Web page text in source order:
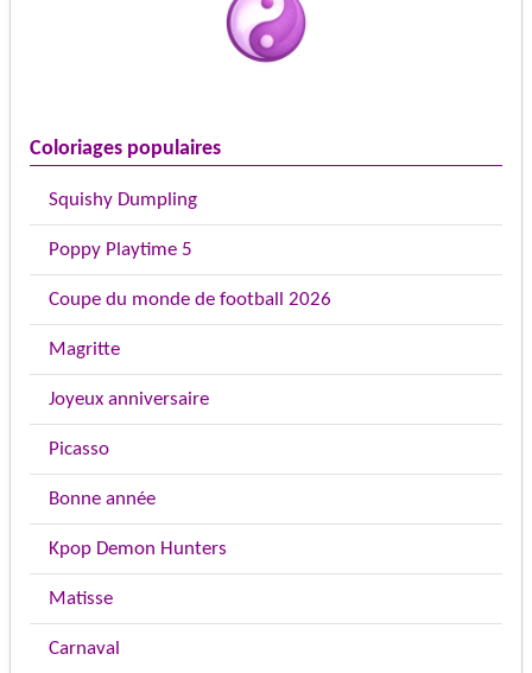
Coloriages populaires
Squishy Dumpling
Poppy Playtime 5
Coupe du monde de football 2026
Magritte
Joyeux anniversaire
Picasso
Bonne année
Kpop Demon Hunters
Matisse
Carnaval